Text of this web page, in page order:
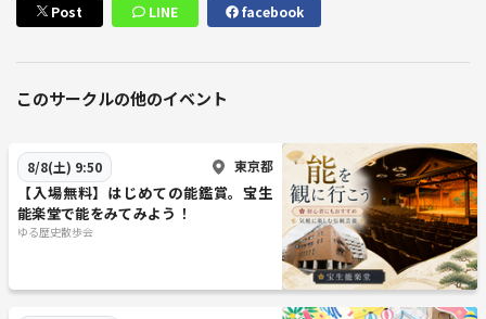
Post LINE facebook
このサークルの他のイベント
8/8(土) 9:50 東京都
【入場無料】はじめての能鑑賞。宝生
能楽堂で能をみてみよう！
ゆる歴史散歩会